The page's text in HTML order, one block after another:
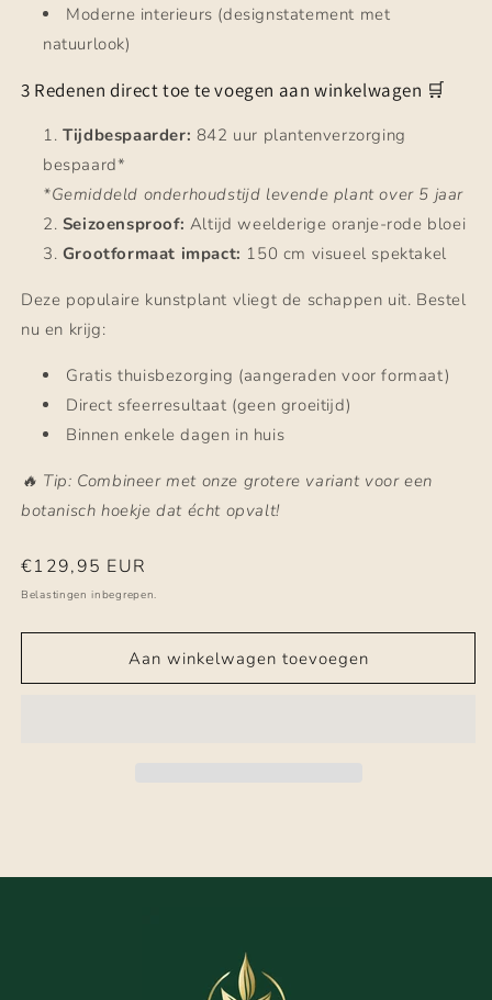
Moderne interieurs (designstatement met
natuurlook)
3 Redenen direct toe te voegen aan winkelwagen 🛒
Tijdbespaarder: 842 uur plantenverzorging
bespaard*
*Gemiddeld onderhoudstijd levende plant over 5 jaar
Seizoensproof: Altijd weelderige oranje-rode bloei
Grootformaat impact: 150 cm visueel spektakel
Deze populaire kunstplant vliegt de schappen uit. Bestel
nu en krijg:
Gratis thuisbezorging (aangeraden voor formaat)
Direct sfeerresultaat (geen groeitijd)
Binnen enkele dagen in huis
🔥 Tip: Combineer met onze grotere variant voor een
botanisch hoekje dat écht opvalt!
Normale
prijs
€129,95 EUR
Belastingen inbegrepen.
Aan winkelwagen toevoegen